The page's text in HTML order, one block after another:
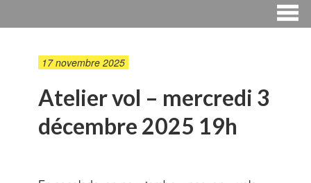
17 novembre 2025
Atelier vol – mercredi 3
décembre 2025 19h